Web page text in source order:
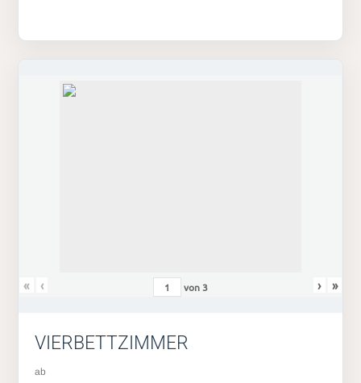
« ‹ von3 › »
VIERBETTZIMMER
ab